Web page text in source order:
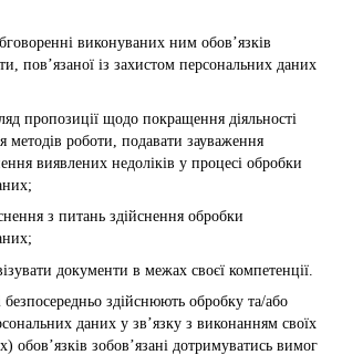
виконуваних ним обов’язків
пов’язаної із захистом персональних даних
пропозиції щодо покращення діяльності
методів роботи, подавати зауваження
виявлених недоліків у процесі обробки
з питань здійснення обробки
документи в межах своєї компетенції.
здійснюють обробку та/або
даних у зв’язку з виконанням своїх
обов’язків зобов’язані дотримуватись вимог